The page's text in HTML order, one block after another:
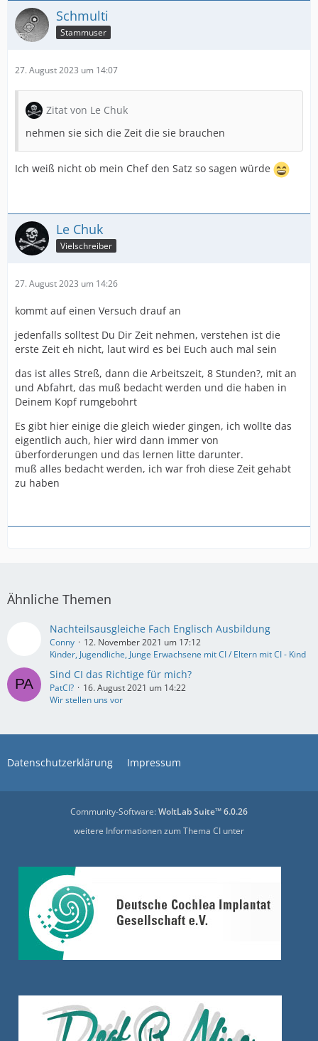
Schmulti
Stammuser
27. August 2023 um 14:07
Zitat von Le Chuk
nehmen sie sich die Zeit die sie brauchen
Ich weiß nicht ob mein Chef den Satz so sagen würde
Le Chuk
Vielschreiber
27. August 2023 um 14:26
kommt auf einen Versuch drauf an
jedenfalls solltest Du Dir Zeit nehmen, verstehen ist die
erste Zeit eh nicht, laut wird es bei Euch auch mal sein
das ist alles Streß, dann die Arbeitszeit, 8 Stunden?, mit an
und Abfahrt, das muß bedacht werden und die haben in
Deinem Kopf rumgebohrt
Es gibt hier einige die gleich wieder gingen, ich wollte das
eigentlich auch, hier wird dann immer von
überforderungen und das lernen litte darunter.
muß alles bedacht werden, ich war froh diese Zeit gehabt
zu haben
Ähnliche Themen
Nachteilsausgleiche Fach Englisch Ausbildung
Conny
12. November 2021 um 17:12
Kinder, Jugendliche, Junge Erwachsene mit CI / Eltern mit CI - Kind
Sind CI das Richtige für mich?
PatCI?
16. August 2021 um 14:22
Wir stellen uns vor
Datenschutzerklärung Impressum
Community-Software:WoltLab Suite™ 6.0.26
weitere Informationen zum Thema CI unter